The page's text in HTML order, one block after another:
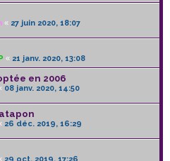
« 27 juin 2020, 18:07
« 21 janv. 2020, 13:08
en 2006
08 janv. 2020, 14:50
26 déc. 2019, 16:29
29 oct. 2019, 17:26